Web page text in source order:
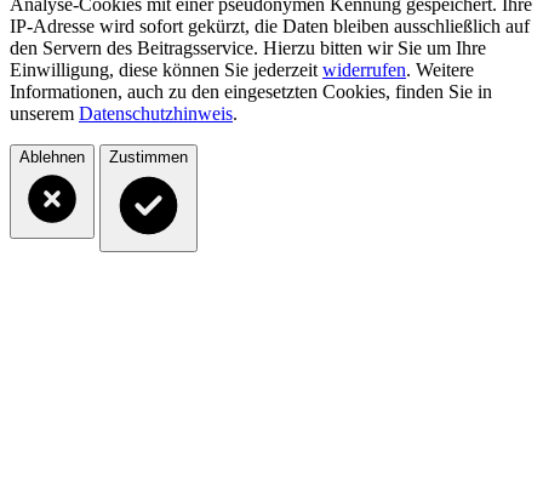
IP-Adresse wird sofort gekürzt, die Daten bleiben ausschließlich auf
den Servern des Beitragsservice. Hierzu bitten wir Sie um Ihre
Einwilligung, diese können Sie jederzeit widerrufen. Weitere
Informationen, auch zu den eingesetzten Cookies, finden Sie in
unserem Datenschutzhinweis.
Ablehnen Zustimmen